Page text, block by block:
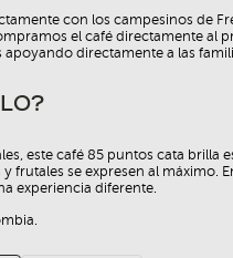
con los campesinos de
el café directamente al
apoyando directamente a las
este café 85 puntos cata
frutales se expresen al
experiencia diferente.